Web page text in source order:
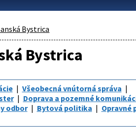
Bystrica
Bystrica
Všeobecná vnútorná správa
Doprava a pozemné
odbor Bytová politika
Opravné